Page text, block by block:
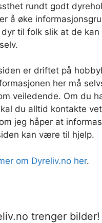
rundt godt
å øke
dyr til folk slik at de kan
er driftet på
her må
veiledende. Om du
du alltid kontakte
jeg håper at
kan være til hjelp.
om Dyreliv.no her.
trenger bilder!